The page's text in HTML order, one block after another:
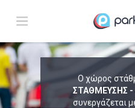
Ο χώρος
ΣΤΑΘΜΕΥΣΗΣ
συνεργάζεται
ΑΦΙΞΗ Παρ 07 Αυγ 05:45